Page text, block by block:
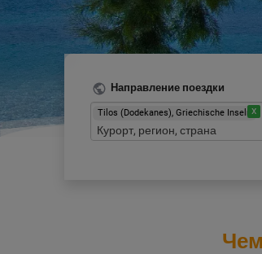
Направление поездки
Tilos (Dodekanes), Griechische Inseln